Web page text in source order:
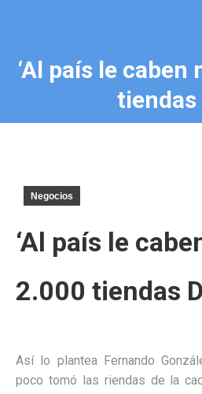
‘Al país le caben
tiendas
Negocios
‘Al país le
2.000 tiendas
Así lo plantea Fernando
poco tomó las riendas de la